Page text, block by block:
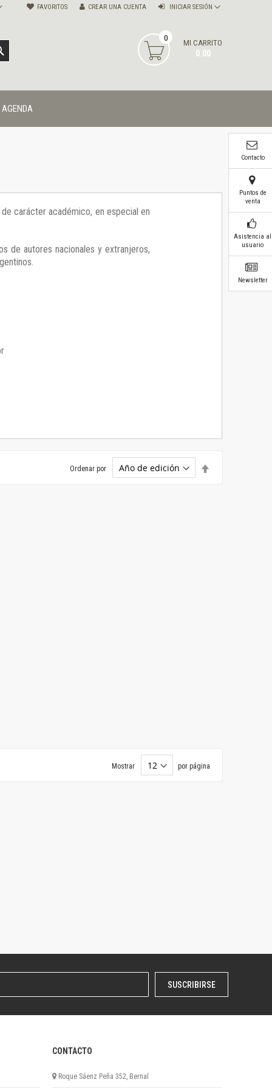
FAVORITOS INICIAR SESIÓN
CREAR UNA CUENTA
MI CARRITO
0.00
0
AGENDA
carácter académico, en especial en
de autores nacionales y extranjeros,
Ordenar por
descendente
Mostrar por página
SUSCRIBIRSE
CONTACTO
Roque Sáenz Peña 352, Bernal
Contacto
Puntos de
venta
Asistencia al
usuario
Newsletter